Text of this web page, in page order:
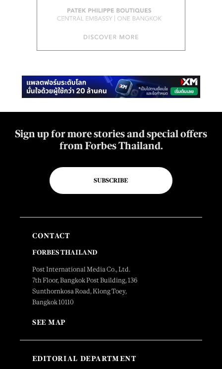
Sign up for more stories and special offers
from Forbes Thailand.
SUBSCRIBE
CONTACT
FORBES THAILAND
Post International Media Co., Ltd.
7th Floor, Bangkok Post Building, 136
Sunthornkosa Road, Klong Toey,
Bangkok 10110
SEE MAP
EDITORIAL DEPARTMENT